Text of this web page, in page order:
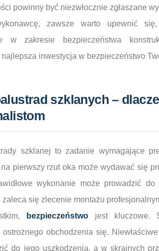
powinny być niezwłocznie zgłaszane
zawsze warto upewnić
w zakresie bezpieczeństwa
inwestycja w bezpieczeństwo
szklanych –
szklanej to zadanie wymagające
pierwszy rzut oka może wydawać się
wykonanie może prowadzić
się zlecenie montażu
bezpieczeństwojest kluczowe.
ostrożnego obchodzenia się.
do jego uszkodzenia, a w skrajnych